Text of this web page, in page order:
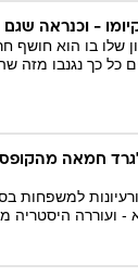
- וכנראה
שלו בו הוא חושף
כל כך נגנבו מזה
חמאה
למשפחות
היסטריה